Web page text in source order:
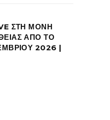
ΣΤΗ ΜΟΝΗ
ΑΠΟ ΤΟ
2026 |